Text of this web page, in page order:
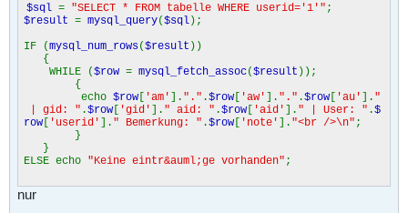
$sql = "SELECT * FROM tabelle WHERE userid='1'" ;
$result = mysql_query($sql);
IF (mysql_num_rows($result ))
{
WHILE ($row = mysql_fetch_assoc($result ));
{
echo $row [ 'am' ]. "." .$row [ 'aw' ]. "." .$row [ 'au' ]. "
| gid: " .$row [ 'gid' ]. " aid: " .$row [ 'aid' ]. " | User: " .$
row [ 'userid' ]. " Bemerkung: " .$row [ 'note' ]. "<br />\n" ;
}
}
ELSE echo "Keine eintr&auml;ge vorhanden" ;
nur